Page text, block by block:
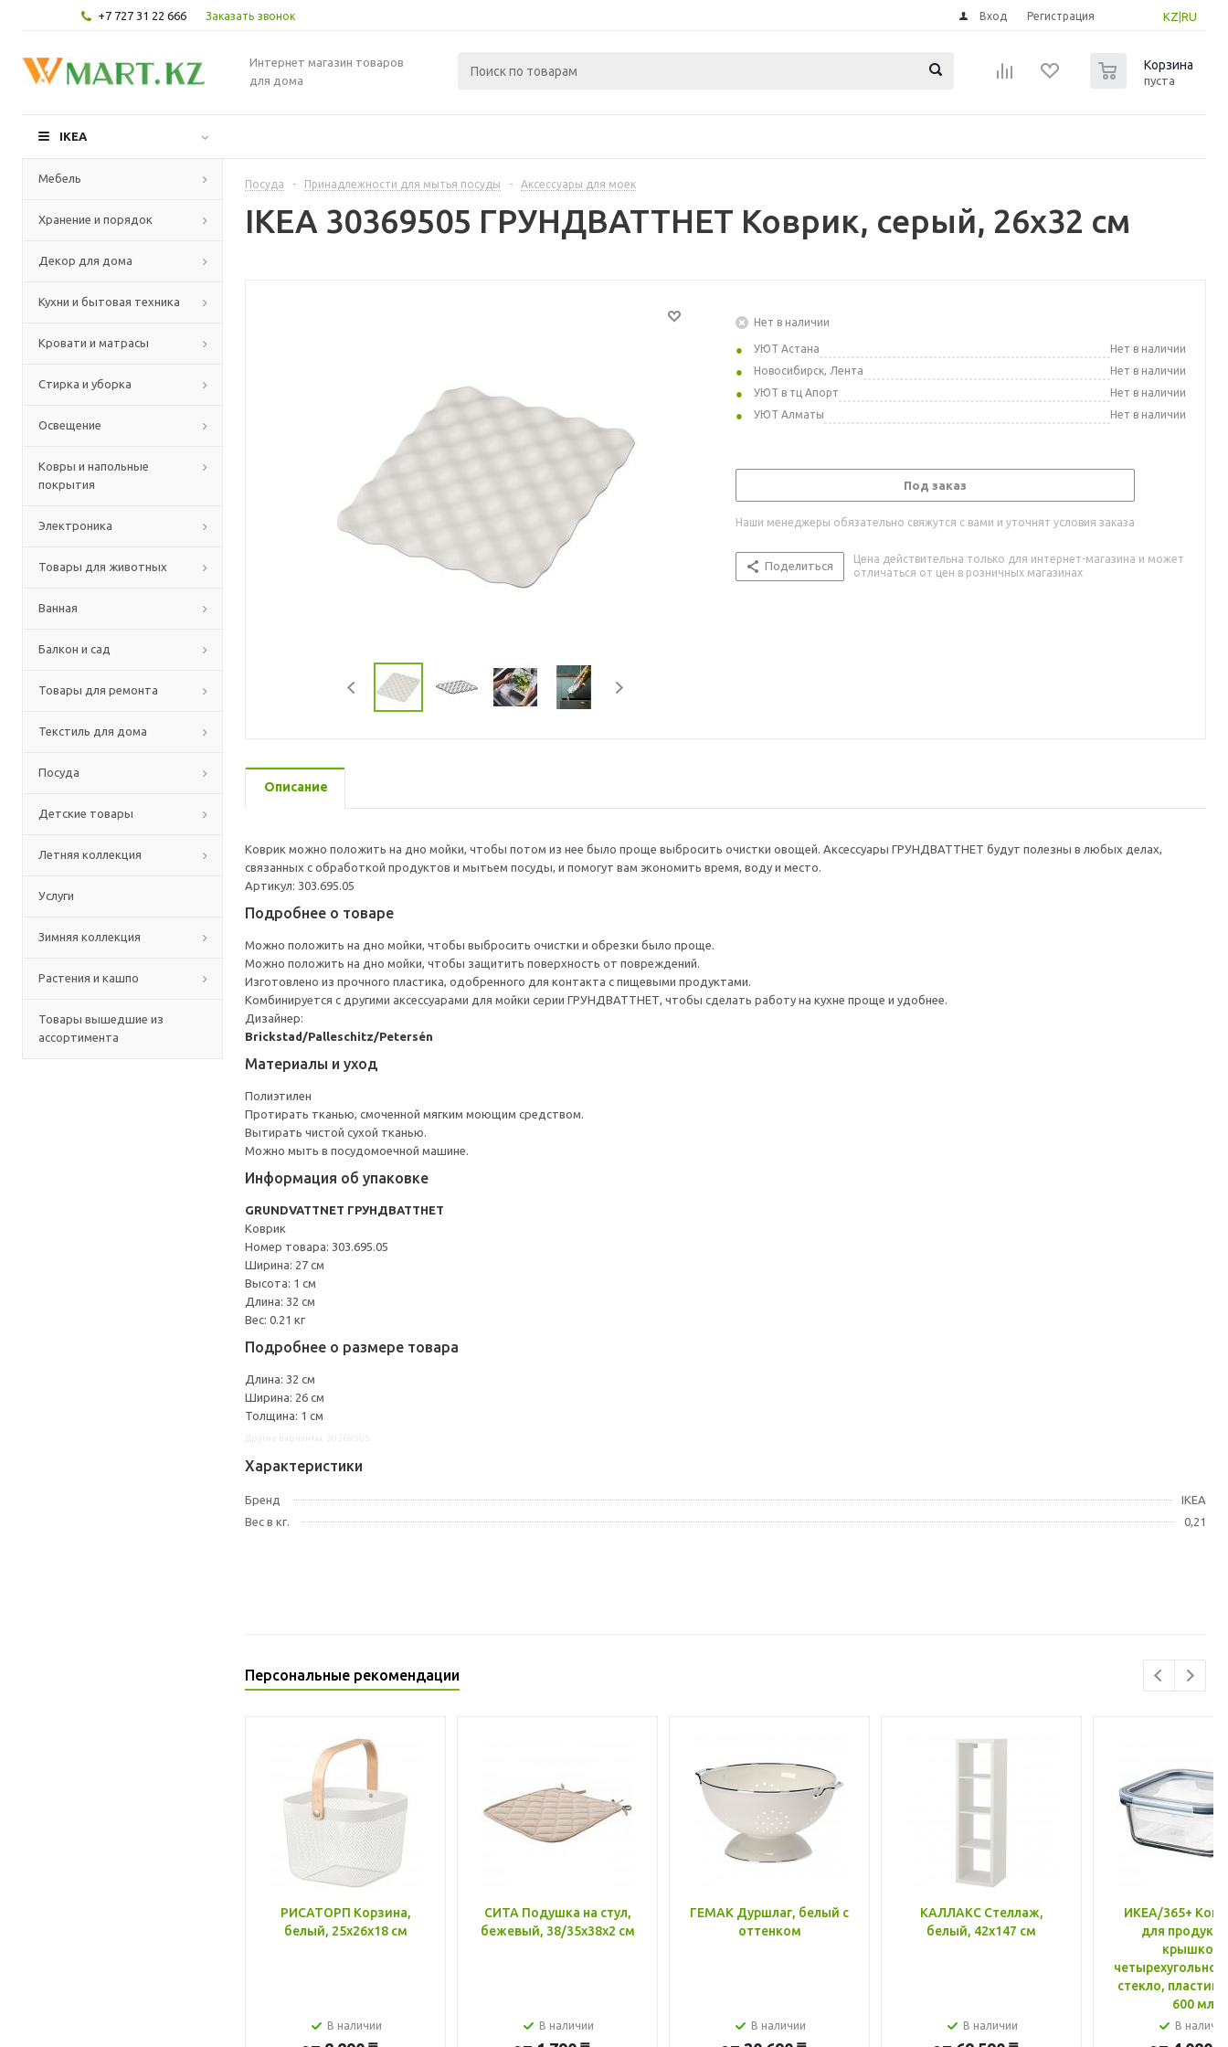
+7 727 31 22 666 Заказать звонок KZ RU
Вход Регистрация
Интернет магазин товаров
для дома
Корзина
пуста
IKEA
Мебель
Хранение и порядок
Декор для дома
Кухни и бытовая техника
Кровати и матрасы
Стирка и уборка
Освещение
Ковры и напольные
покрытия
Электроника
Товары для животных
Ванная
Балкон и сад
Товары для ремонта
Текстиль для дома
Посуда
Детские товары
Летняя коллекция
Услуги
Зимняя коллекция
Растения и кашпо
Товары вышедшие из
ассортимента
Посуда - Принадлежности для мытья посуды - Аксессуары для моек
IKEA 30369505 ГРУНДВАТТНЕТ Коврик, серый, 26x32 см
Нет в наличии
УЮТ Астана
Нет в наличии
Новосибирск, Лента
Нет в наличии
УЮТ в тц Апорт
Нет в наличии
УЮТ Алматы
Нет в наличии
Под заказ
Наши менеджеры обязательно свяжутся с вами и уточнят условия заказа
Поделиться
Цена действительна только для интернет-магазина и может
отличаться от цен в розничных магазинах
Описание
Коврик можно положить на дно мойки, чтобы потом из нее было проще выбросить очистки овощей. Аксессуары ГРУНДВАТТНЕТ будут полезны в любых делах,
связанных с обработкой продуктов и мытьем посуды, и помогут вам экономить время, воду и место.
Артикул: 303.695.05
Подробнее о товаре
Можно положить на дно мойки, чтобы выбросить очистки и обрезки было проще.
Можно положить на дно мойки, чтобы защитить поверхность от повреждений.
Изготовлено из прочного пластика, одобренного для контакта с пищевыми продуктами.
Комбинируется с другими аксессуарами для мойки серии ГРУНДВАТТНЕТ, чтобы сделать работу на кухне проще и удобнее.
Дизайнер:
Brickstad/Palleschitz/Petersén
Материалы и уход
Полиэтилен
Протирать тканью, смоченной мягким моющим средством.
Вытирать чистой сухой тканью.
Можно мыть в посудомоечной машине.
Информация об упаковке
GRUNDVATTNET ГРУНДВАТТНЕТ
Коврик
Номер товара: 303.695.05
Ширина: 27 см
Высота: 1 см
Длина: 32 см
Вес: 0.21 кг
Подробнее о размере товара
Длина: 32 см
Ширина: 26 см
Толщина: 1 см
Характеристики
Бренд
IKEA
Вес в кг.
0,21
Персональные рекомендации
РИСАТОРП Корзина,
белый, 25x26x18 см
В наличии
СИТА Подушка на стул,
бежевый, 38/35x38x2 см
В наличии
ГЕМАК Дуршлаг, белый с
оттенком
В наличии
КАЛЛАКС Стеллаж,
белый, 42x147 см
В наличии
ИКЕА/365+
для
крышкой,
стекло, пластик
600 мл
В